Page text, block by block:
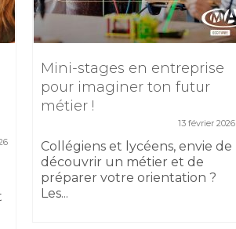
Mini-stages en entreprise
pour imaginer ton futur
métier !
13 février 2026
Collégiens et lycéens, envie de
découvrir un métier et de
préparer votre orientation ?
Les...